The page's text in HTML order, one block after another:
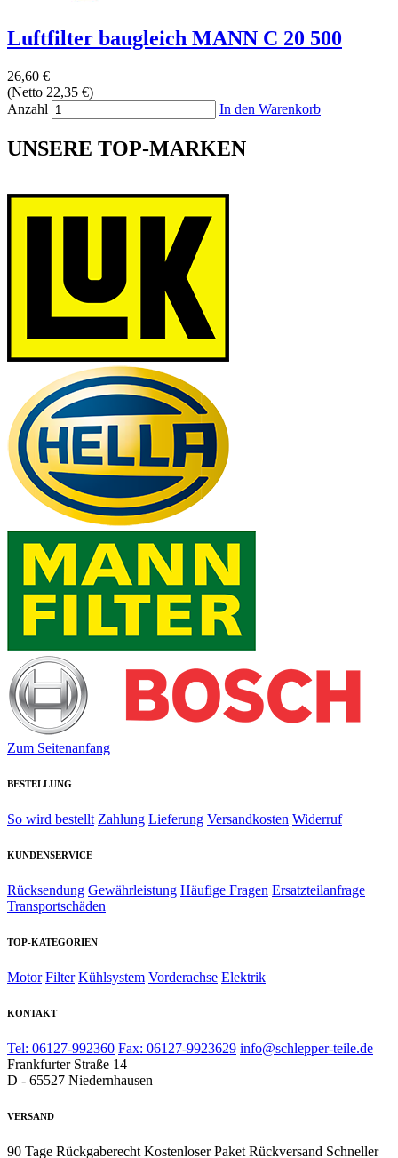
Luftfilter baugleich MANN C 20 500
26,60 €
(Netto 22,35 €)
Anzahl
In den Warenkorb
UNSERE TOP-MARKEN
Zum Seitenanfang
BESTELLUNG
So wird bestellt Zahlung Lieferung Versandkosten Widerruf
KUNDENSERVICE
Rücksendung Gewährleistung Häufige Fragen Ersatzteilanfrage
Transportschäden
TOP-KATEGORIEN
Motor Filter Kühlsystem Vorderachse Elektrik
KONTAKT
Tel: 06127-992360 Fax: 06127-9923629 info@schlepper-teile.de
Frankfurter Straße 14
D - 65527 Niedernhausen
VERSAND
90 Tage Rückgaberecht Kostenloser Paket Rückversand Schneller